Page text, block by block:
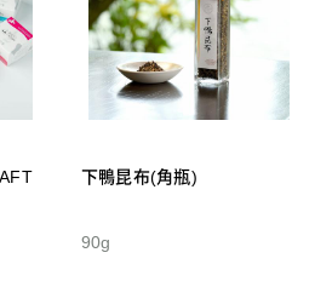
下鴨昆布(角瓶)
90g